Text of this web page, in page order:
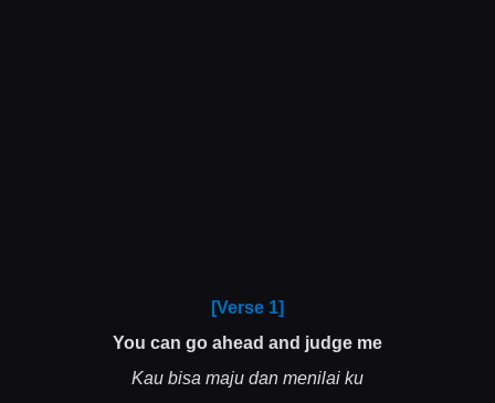
[Verse 1]
You can go ahead and judge me
Kau bisa maju dan menilai ku